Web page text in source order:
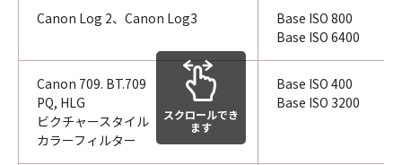
Canon Log 2、Canon Log3
Base ISO 800
Base ISO 6400
Canon 709. BT.709
PQ, HLG
ビクチャースタイル
カラーフィルター
Base ISO 400
Base ISO 3200
スクロールでき
ます